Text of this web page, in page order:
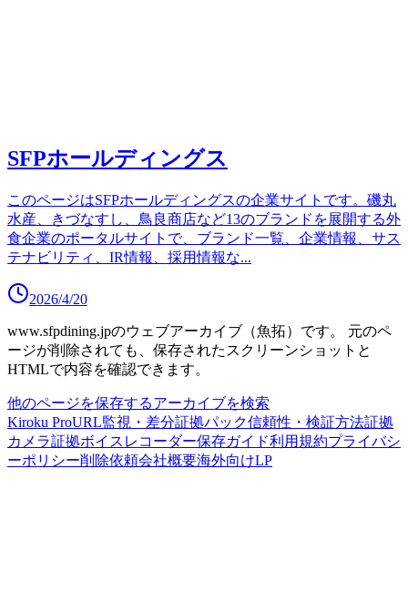
SFPホールディングス
このページはSFPホールディングスの企業サイトです。磯丸
水産、きづなすし、鳥良商店など13のブランドを展開する外
食企業のポータルサイトで、ブランド一覧、企業情報、サス
テナビリティ、IR情報、採用情報な...
2026/4/20
www.sfpdining.jpのウェブアーカイブ（魚拓）です。
元のペ
ージが削除されても、保存されたスクリーンショットと
HTMLで内容を確認できます。
他のページを保存するアーカイブを検索
Kiroku ProURL監視・差分証拠パック信頼性・検証方法証拠
カメラ証拠ボイスレコーダー保存ガイド利用規約プライバシ
ーポリシー削除依頼会社概要海外向けLP